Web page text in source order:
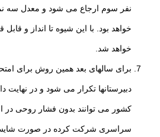
نفر سوم ارجاع می شود و معدل سه
خواهد بود. با این شیوه تا انداز و
خواهد شد.
برای سالهای بعد همین روش برای
دبیرستانها تکرار می شود و در نهایت
کشور می توانند بدون فشار روحی در
سراسری شرکت کرده در صورت